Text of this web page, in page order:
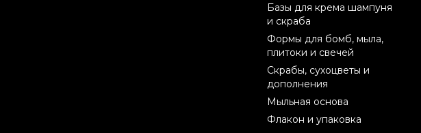
Базы для крема шампуня
и скраба
Формы для бомб, мыла,
плитоки и свечей
Скрабы, сухоцветы и
дополнения
Мыльная основа
Флакон и упаковка